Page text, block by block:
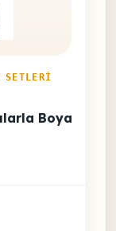
SETLERI
Boyama